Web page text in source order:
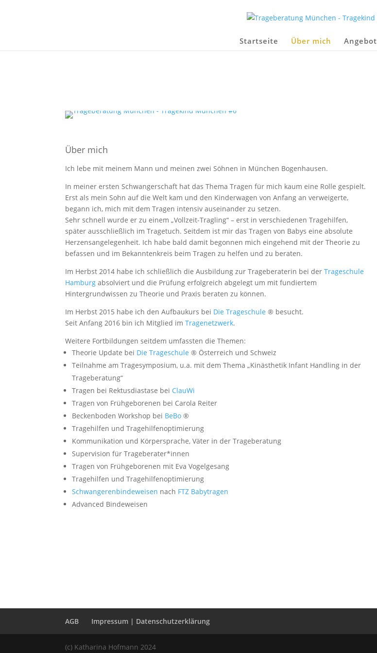
Startseite Über mich Angebot
Über mich
Ich lebe mit meinem Mann und meinen zwei Söhnen in München Bogenhausen.
In meiner ersten Schwangerschaft hat das Thema Tragen für mich kaum eine Rolle gespielt.
Erst als mein Sohn auf die Welt kam und den Kinderwagen von Anfang an verweigerte,
begann ich, mich mit dem Tragen intensiv auseinander zu setzen.
Sehr schnell wurde er zu einem „Vollzeit-Tragling“ – erst in verschiedenen Tragehilfen,
später ausschließlich im Tragetuch. Seitdem ist mir das Tragen von Babys eine absolute
Herzensangelegenheit. Ich habe bald damit begonnen mich eingehend mit der Theorie zu
befassen und im Bekanntenkreis beim Tragen zu helfen und zu beraten.
Im Herbst 2014 habe ich schließlich die Ausbildung zur Trageberaterin bei derTrageschule
Hamburg absolviert und die Prüfung erfolgreich abgelegt um mit fundiertem
Hintergrundwissen zu Theorie und Praxis beraten zu können.
Im Herbst 2015 habe ich den Aufbaukurs bei Die Trageschule ® besucht.
Seit Anfang 2016 bin ich Mitglied imTragenetzwerk.
Weitere Fortbildungen seitdem umfassten die Themen:
Theorie Update bei Die Trageschule ® Österreich und Schweiz
Teilnahme am Tragesymposium, u.a. mit dem Thema „Kinästhetik Infant Handling in der
Trageberatung“
Tragen bei Rektusdiastase bei ClauWi
Tragen von Frühgeborenen bei Carola Reiter
Beckenboden Workshop bei BeBo ®
Tragehilfen und Tragehilfenoptimierung
Kommunikation und Körpersprache, Väter in der Trageberatung
Supervision für Trageberater*innen
Tragen von Frühgeborenen mit Eva Vogelgesang
Tragehilfen und Tragehilfenoptimierung
Schwangerenbindeweisen nach FTZ Babytragen
Advanced Bindeweisen
AGB Impressum | Datenschutzerklärung
(c) Katharina Hofmann 2024